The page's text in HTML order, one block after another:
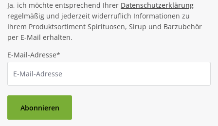
Ja, ich möchte entsprechend Ihrer Datenschutzerklärung
regelmäßig und jederzeit widerruflich Informationen zu
Ihrem Produktsortiment Spirituosen, Sirup und Barzubehör
per E-Mail erhalten.
E-Mail-Adresse*
Abonnieren